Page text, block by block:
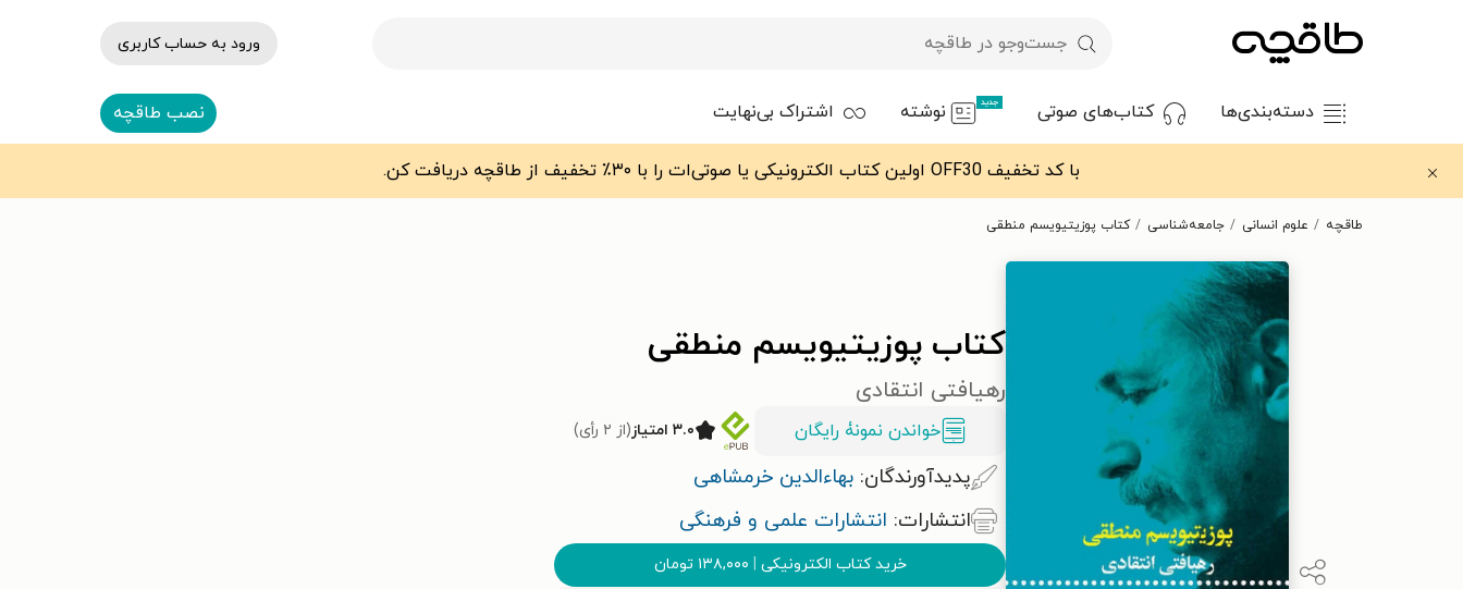
ورود به حساب کاربری
دسته‌بندی‌ها کتاب‌های صوتی جدید نوشته اشتراک بی‌نهایت نصب طاقچه
با کد تخفیف OFF30 اولین کتاب الکترونیکی یا صوتی‌ات را با ۳۰٪ تخفیف از طاقچه دریافت کن.
طاقچه علوم انسانی جامعه‌شناسی کتاب پوزیتیویسم منطقی
کتاب پوزیتیویسم منطقی
رهیافتی انتقادی
خواندن نمونۀ رایگان ۳.۰ امتیاز (از ۲ رأی)
پدیدآورندگان: بهاءالدین خرمشاهی
انتشارات: انتشارات علمی و فرهنگی
خرید کتاب الکترونیکی ۱۳۸,۰۰۰ تومان